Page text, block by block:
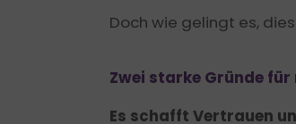
Doch wie gelingt es,
Zwei starke Gründe
Es schafft Vertrauen